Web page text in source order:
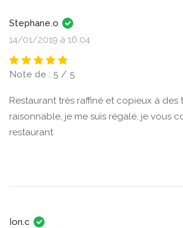
Stephane.o
14/01/2019 à 16:04
Note de : 5 / 5
Restaurant très raffiné et copieux à des
raisonnable, je me suis régalé, je vous
restaurant
Ion.c